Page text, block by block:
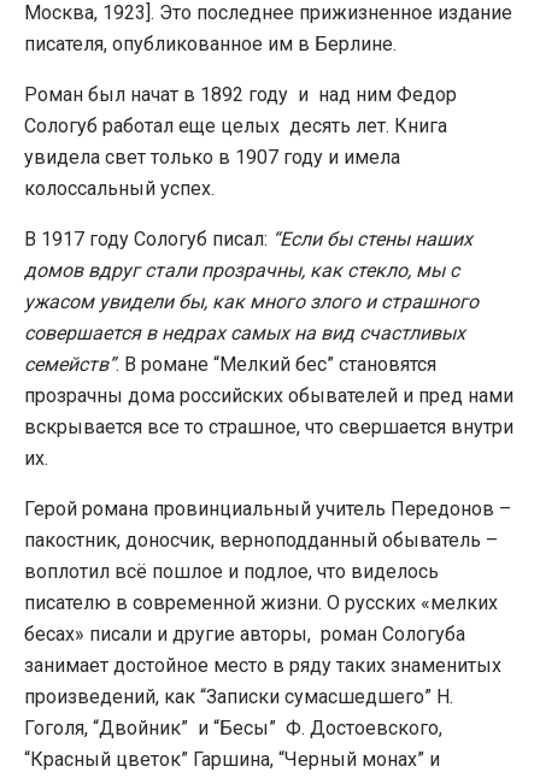
Москва, 1923]. Это последнее прижизненное издание
писателя, опубликованное им в Берлине.
Роман был начат в 1892 году и над ним Федор
Сологуб работал еще целых десять лет. Книга
увидела свет только в 1907 году и имела
колоссальный успех.
В 1917 году Сологуб писал: “Если бы стены наших
домов вдруг стали прозрачны, как стекло, мы с
ужасом увидели бы, как много злого и страшного
совершается в недрах самых на вид счастливых
семейств”. В романе “Мелкий бес” становятся
прозрачны дома российских обывателей и пред нами
вскрывается все то страшное, что свершается внутри
их.
Герой романа провинциальный учитель Передонов –
пакостник, доносчик, верноподданный обыватель –
воплотил всё пошлое и подлое, что виделось
писателю в современной жизни. О русских «мелких
бесах» писали и другие авторы, роман Сологуба
занимает достойное место в ряду таких знаменитых
произведений, как “Записки сумасшедшего” Н.
Гоголя, “Двойник” и “Бесы” Ф. Достоевского,
“Красный цветок” Гаршина, “Черный монах” и